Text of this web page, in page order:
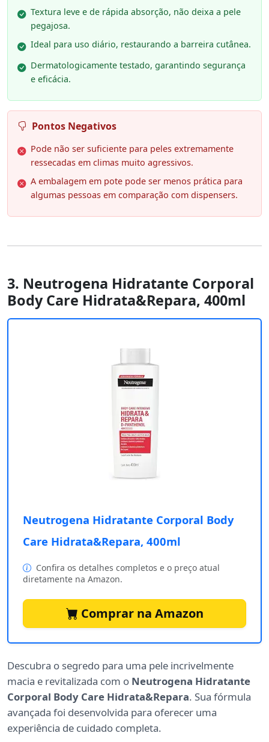
Textura leve e de rápida absorção, não deixa a pele
pegajosa.
Ideal para uso diário, restaurando a barreira cutânea.
Dermatologicamente testado, garantindo segurança
e eficácia.
Pontos Negativos
Pode não ser suficiente para peles extremamente
ressecadas em climas muito agressivos.
A embalagem em pote pode ser menos prática para
algumas pessoas em comparação com dispensers.
3. Neutrogena Hidratante Corporal
Body Care Hidrata&Repara, 400ml
Neutrogena Hidratante Corporal Body
Care Hidrata&Repara, 400ml
Confira os detalhes completos e o preço atual
diretamente na Amazon.
Comprar na Amazon
Descubra o segredo para uma pele incrivelmente
macia e revitalizada com o Neutrogena Hidratante
Corporal Body Care Hidrata&Repara. Sua fórmula
avançada foi desenvolvida para oferecer uma
experiência de cuidado completa.